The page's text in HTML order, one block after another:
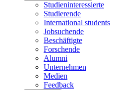
Studieninteressierte
Studierende
International students
Jobsuchende
Beschäftigte
Forschende
Alumni
Unternehmen
Medien
Feedback